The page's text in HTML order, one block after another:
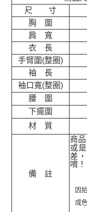
尺 寸
胸 圍
肩 寬
衣 長
手臂圍(整圈)
袖 長
袖口寬(整圈)
腰 圍
下擺圍
材 質
備 註
商
或
差
唷！
因
成